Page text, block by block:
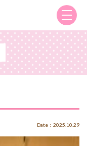
Date：2025.10.29